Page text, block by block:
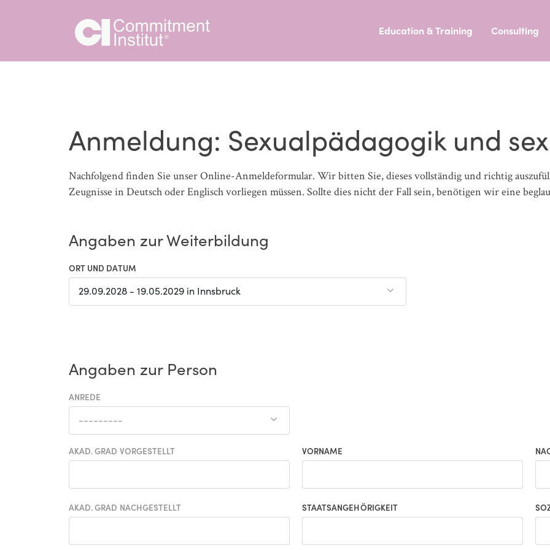
Education & Training Consulting
Anmeldung: Sexualpädagogik und
Nachfolgend finden Sie unser Online-Anmeldeformular. Wir bitten Sie, dieses vollständig und richtig
Zeugnisse in Deutsch oder Englisch vorliegen müssen. Sollte dies nicht der Fall sein, benötigen wir eine
Angaben zur Weiterbildung
ORT UND DATUM
29.09.2028 - 19.05.2029 in Innsbruck
Angaben zur Person
ANREDE
---------
AKAD. GRAD VORGESTELLT VORNAME
AKAD. GRAD NACHGESTELLT STAATSANGEHÖRIGKEIT